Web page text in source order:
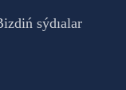
sýdıalar